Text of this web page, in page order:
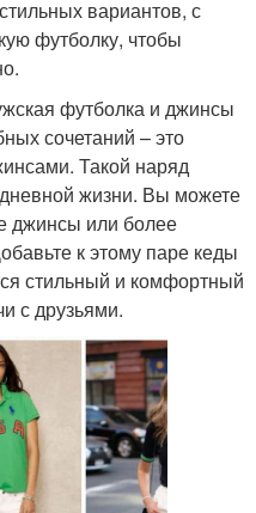
вариантов, с
футболку, чтобы
футболка и джинсы
сочетаний – это
Такой наряд
жизни. Вы можете
джинсы или более
к этому паре кеды
стильный и комфортный
с друзьями.